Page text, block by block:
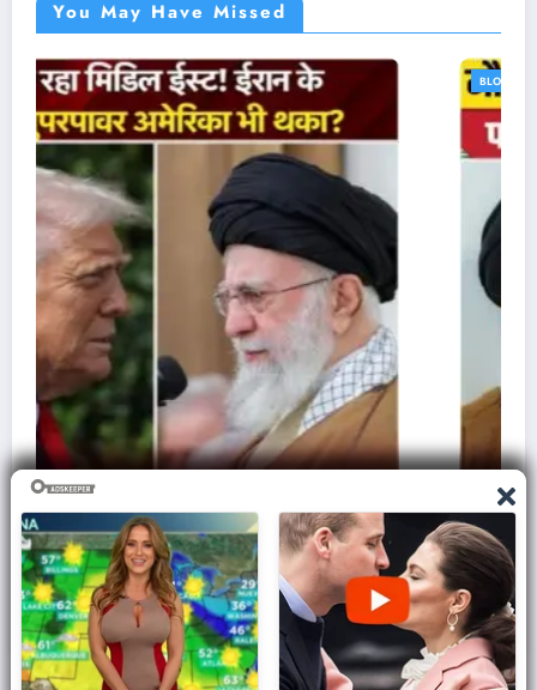
You May Have Missed
अमेरिकी सेना,
BLOG
इज़राइल से क्यों नफ़रत करता था
60 Lakh मासूमों की जान..
March 7, 2026 Admin